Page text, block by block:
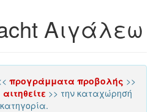
Αιγάλεω
προγράμματα προβολής >>
αιτηθείτε >> την καταχώρησή